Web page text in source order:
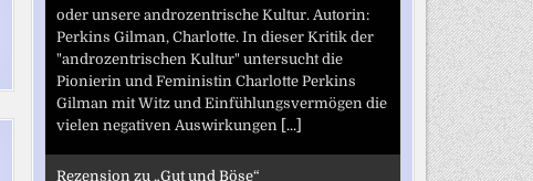
oder unsere androzentrische Kultur. Autorin:
Perkins Gilman, Charlotte. In dieser Kritik der
"androzentrischen Kultur" untersucht die
Pionierin und Feministin Charlotte Perkins
Gilman mit Witz und Einfühlungsvermögen die
vielen negativen Auswirkungen [...]
Rezension zu „Gut und Böse“